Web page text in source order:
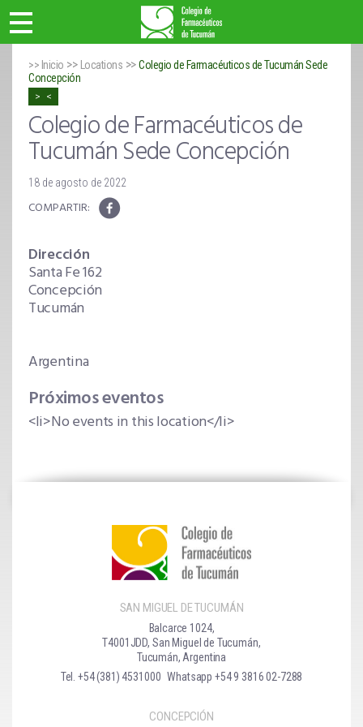
>> Inicio >> Locations >>Colegio de Farmacéuticos de Tucumán Sede
Concepción
Colegio de Farmacéuticos de
Tucumán Sede Concepción
18 de agosto de 2022
Dirección
Santa Fe 162
Concepción
Tucumán
Argentina
Próximos eventos
<li>No events in this location</li>
SAN MIGUEL DE TUCUMÁN
Balcarce 1024,
T4001JDD, San Miguel de Tucumán,
Tucumán, Argentina
Tel. +54 (381) 4531000 Whatsapp +54 9 3816 02-7288
CONCEPCIÓN